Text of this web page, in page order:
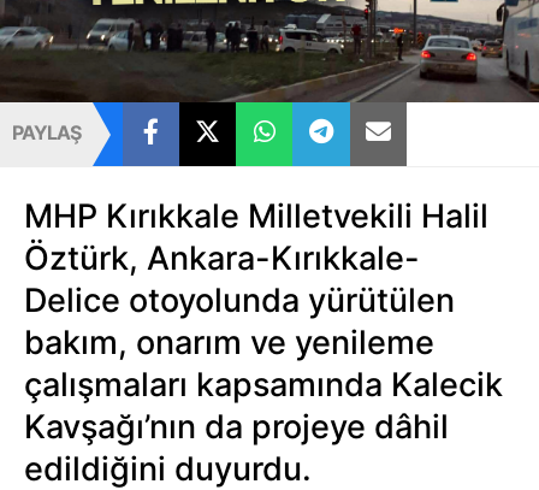
PAYLAŞ
MHP Kırıkkale Milletvekili Halil
Öztürk, Ankara-Kırıkkale-
Delice otoyolunda yürütülen
bakım, onarım ve yenileme
çalışmaları kapsamında Kalecik
Kavşağı’nın da projeye dâhil
edildiğini duyurdu.